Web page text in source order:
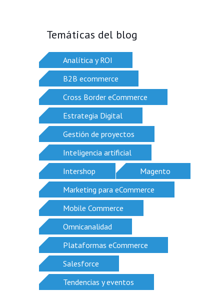
Temáticas del blog
Analítica y ROI
B2B ecommerce
Cross Border eCommerce
Estrategia Digital
Gestión de proyectos
Inteligencia artificial
Intershop
Magento
Marketing para eCommerce
Mobile Commerce
Omnicanalidad
Plataformas eCommerce
Salesforce
Tendencias y eventos